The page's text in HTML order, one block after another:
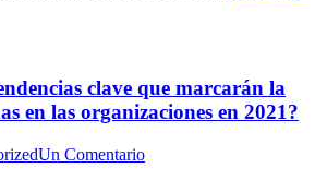
clave que marcarán la
en las organizaciones en 2021?
Un Comentario